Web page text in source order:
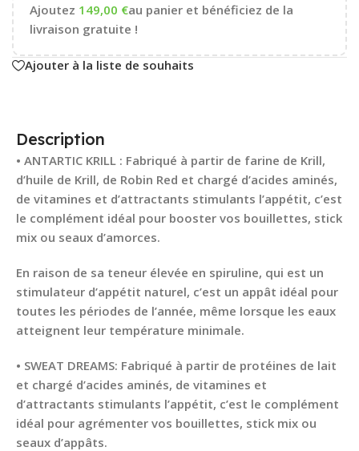
Ajoutez 149,00 €au panier et bénéficiez de la
livraison gratuite !
Ajouter à la liste de souhaits
Description
• ANTARTIC KRILL : Fabriqué à partir de farine de Krill,
d’huile de Krill, de Robin Red et chargé d’acides aminés,
de vitamines et d’attractants stimulants l’appétit, c’est
le complément idéal pour booster vos bouillettes, stick
mix ou seaux d’amorces.
En raison de sa teneur élevée en spiruline, qui est un
stimulateur d’appétit naturel, c’est un appât idéal pour
toutes les périodes de l’année, même lorsque les eaux
atteignent leur température minimale.
• SWEAT DREAMS: Fabriqué à partir de protéines de lait
et chargé d’acides aminés, de vitamines et
d’attractants stimulants l’appétit, c’est le complément
idéal pour agrémenter vos bouillettes, stick mix ou
seaux d’appâts.